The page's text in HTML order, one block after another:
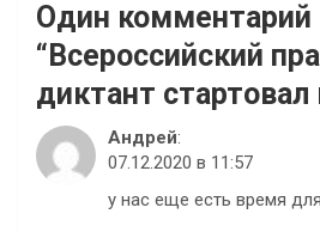
Один комментарий
“ Всероссийский
диктант стартовал
Андрей:
07.12.2020 в 11:57
у нас еще есть время